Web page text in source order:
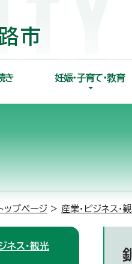
き 妊娠・子育て・教育
ップページ > 産業・ビジネス・
ネス・観光